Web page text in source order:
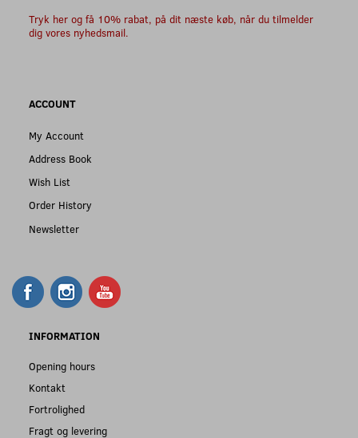
Tryk her og få 10% rabat, på dit næste køb, når du tilmelder
dig vores nyhedsmail.
ACCOUNT
My Account
Address Book
Wish List
Order History
Newsletter
INFORMATION
Opening hours
Kontakt
Fortrolighed
Fragt og levering